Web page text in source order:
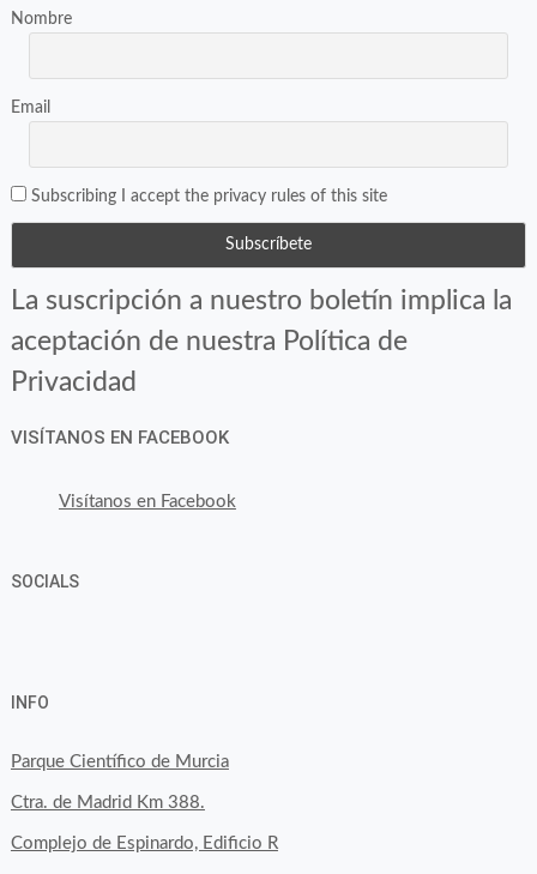
Nombre
Email
Subscribing I accept the privacy rules of this site
La suscripción a nuestro boletín implica la
aceptación de nuestra Política de
Privacidad
VISÍTANOS EN FACEBOOK
Visítanos en Facebook
SOCIALS
byfoodtopia
en
Facebook
byfoodtopia
en
Twitter
byfoodtopia
en
Instagram
INFO
Parque Científico de Murcia
Ctra. de Madrid Km 388.
Complejo de Espinardo, Edificio R